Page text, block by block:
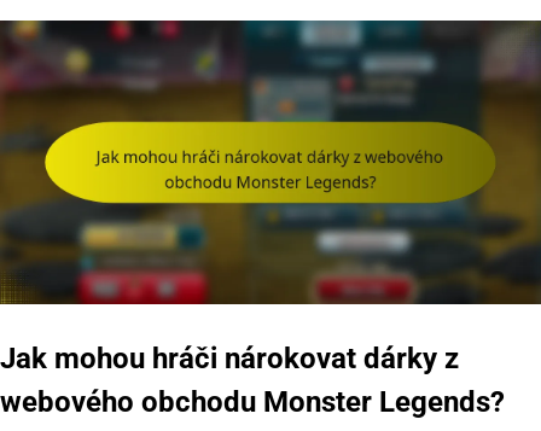
Jak mohou hráči nárokovat dárky z
webového obchodu Monster Legends?